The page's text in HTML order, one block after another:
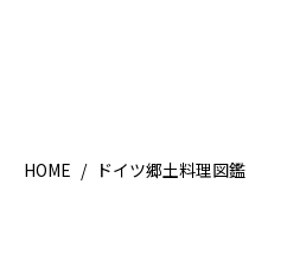
HOME
HOME / ドイツ郷土料理図鑑